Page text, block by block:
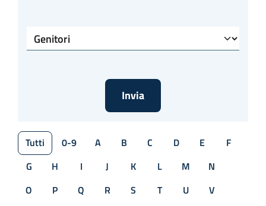
Specialità
Tutti 0-9 A B C D E
F
G
H I J K L M
N
O
P Q R S T U
V